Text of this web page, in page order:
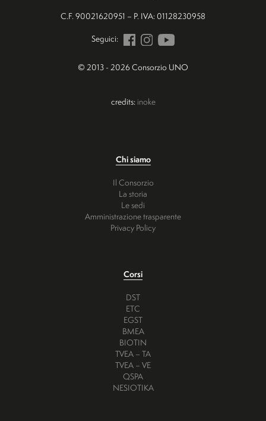
C.F. 90021620951 – P. IVA: 01128230958
Seguici:
© 2013 - 2026 Consorzio UNO
credits: inoke
Chi siamo
Il Consorzio
La storia
Le sedi
Amministrazione trasparente
Privacy Policy
Corsi
DST
ETC
EGST
BMEA
BIOTIN
TVEA – TA
TVEA – VE
QSPA
NESIOTIKA